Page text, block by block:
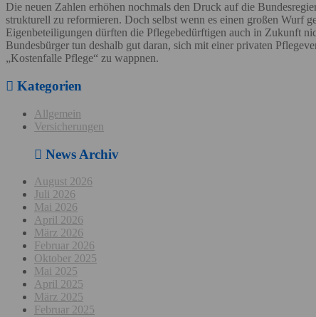
Die neuen Zahlen erhöhen nochmals den Druck auf die
strukturell zu reformieren. Doch selbst wenn es einen großen Wurf
Eigenbeteiligungen dürften die Pflegebedürftigen auch in Zukunft
Bundesbürger tun deshalb gut daran, sich mit einer privaten
„Kostenfalle Pflege“ zu wappnen.
Kategorien
Allgemein
Versicherungen
News Archiv
August 2026
Juli 2026
Mai 2026
April 2026
März 2026
Februar 2026
Oktober 2025
Mai 2025
April 2025
März 2025
Februar 2025